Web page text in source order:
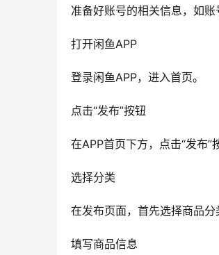
准备好账号的相关信息，如账
打开闲鱼APP
登录闲鱼APP，进入首页。
点击“发布”按钮
在APP首页下方，点击“发布”
选择分类
在发布页面，首先选择商品分
填写商品信息